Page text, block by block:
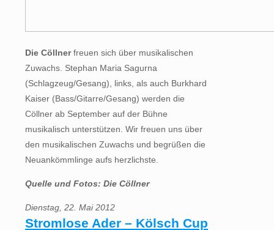
Die Cöllnerfreuen sich über musikalischen
Zuwachs. Stephan Maria Sagurna
(Schlagzeug/Gesang), links, als auch Burkhard
Kaiser (Bass/Gitarre/Gesang) werden die
Cöllner ab September auf der Bühne
musikalisch unterstützen. Wir freuen uns über
den musikalischen Zuwachs und begrüßen die
Neuankömmlinge aufs herzlichste.
Quelle und Fotos: Die Cöllner
Dienstag, 22. Mai 2012
Stromlose Ader – Kölsch Cup